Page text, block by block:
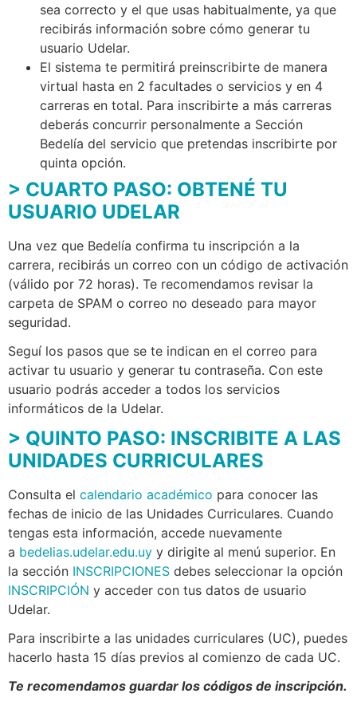
sea correcto y el que usas habitualmente, ya que
recibirás información sobre cómo generar tu
usuario Udelar.
El sistema te permitirá preinscribirte de manera
virtual hasta en 2 facultades o servicios y en 4
carreras en total. Para inscribirte a más carreras
deberás concurrir personalmente a Sección
Bedelía del servicio que pretendas inscribirte por
quinta opción.
> CUARTO PASO: OBTENÉ TU
USUARIO UDELAR
Una vez que Bedelía confirma tu inscripción a la
carrera, recibirás un correo con un código de activación
(válido por 72 horas). Te recomendamos revisar la
carpeta de SPAM o correo no deseado para mayor
seguridad.
Seguí los pasos que se te indican en el correo para
activar tu usuario y generar tu contraseña. Con este
usuario podrás acceder a todos los servicios
informáticos de la Udelar.
> QUINTO PASO: INSCRIBITE A LAS
UNIDADES CURRICULARES
Consulta el calendario académico para conocer las
fechas de inicio de las Unidades Curriculares. Cuando
tengas esta información, accede nuevamente
a bedelias.udelar.edu.uy y dirigite al menú superior. En
la sección INSCRIPCIONES debes seleccionar la opción
INSCRIPCIÓN y acceder con tus datos de usuario
Udelar.
Para inscribirte a las unidades curriculares (UC), puedes
hacerlo hasta 15 días previos al comienzo de cada UC.
Te recomendamos guardar los códigos de inscripción.